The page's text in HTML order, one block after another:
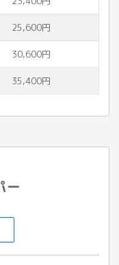
25,600円
30,600円
35,400円
ー